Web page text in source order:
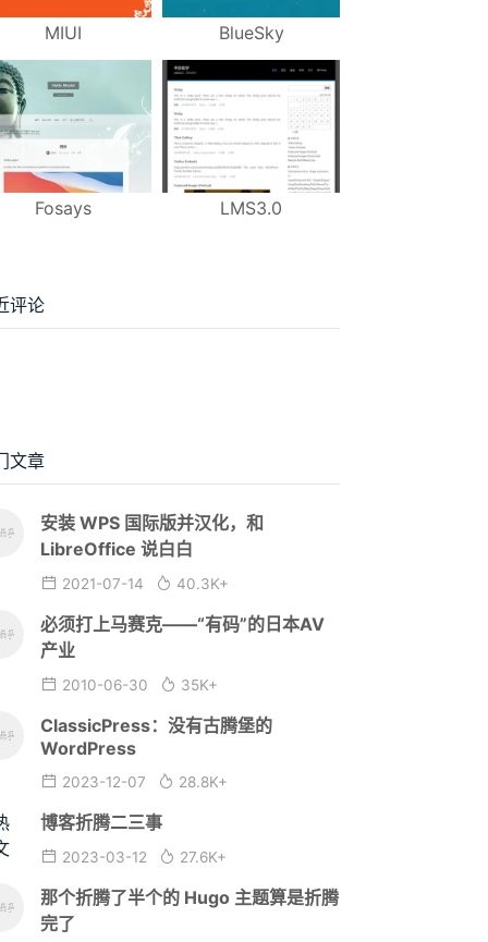
MIUI BlueSky
Fosays LMS3.0
评论
文章
安装 WPS 国际版并汉化，和
LibreOffice 说白白
2021-07-14 40.3K+
必须打上马赛克——“有码”的日本AV
产业
2010-06-30 35K+
ClassicPress：没有古腾堡的
WordPress
2023-12-07 28.8K+
博客折腾二三事
2023-03-12 27.6K+
那个折腾了半个的 Hugo 主题算是折腾
完了